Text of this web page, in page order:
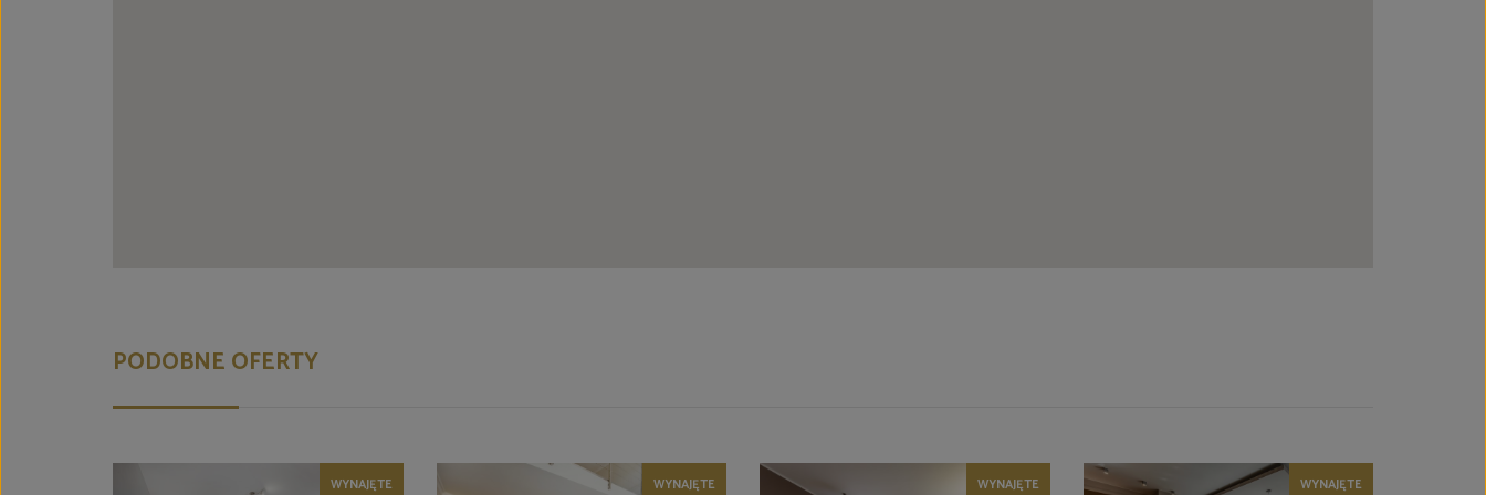
PODOBNE OFERTY
WYNAJĘTE WYNAJĘTE WYNAJĘTE WYNAJĘTE